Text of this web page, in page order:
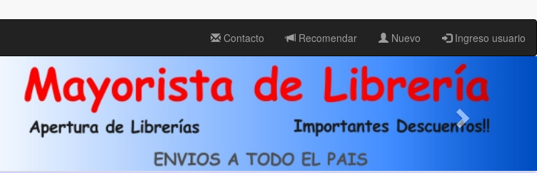
Contacto Recomendar Nuevo Ingreso usuario